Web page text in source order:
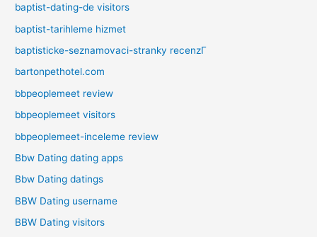
baptist-dating-de visitors
baptist-tarihleme hizmet
baptisticke-seznamovaci-stranky recenzГ­
bartonpethotel.com
bbpeoplemeet review
bbpeoplemeet visitors
bbpeoplemeet-inceleme review
Bbw Dating dating apps
Bbw Dating datings
BBW Dating username
BBW Dating visitors